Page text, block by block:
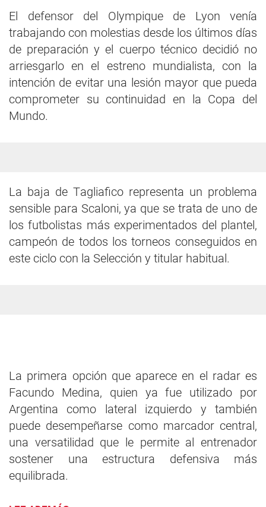
El defensor del Olympique de Lyon venía
trabajando con molestias desde los últimos días
de preparación y el cuerpo técnico decidió no
arriesgarlo en el estreno mundialista, con la
intención de evitar una lesión mayor que pueda
comprometer su continuidad en la Copa del
Mundo.
La baja de Tagliafico representa un problema
sensible para Scaloni, ya que se trata de uno de
los futbolistas más experimentados del plantel,
campeón de todos los torneos conseguidos en
este ciclo con la Selección y titular habitual.
La primera opción que aparece en el radar es
Facundo Medina, quien ya fue utilizado por
Argentina como lateral izquierdo y también
puede desempeñarse como marcador central,
una versatilidad que le permite al entrenador
sostener una estructura defensiva más
equilibrada.